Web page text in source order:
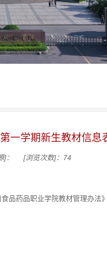
一学期新生教材信息
]： [浏览次数]： 74
品药品职业学院教材管理办法